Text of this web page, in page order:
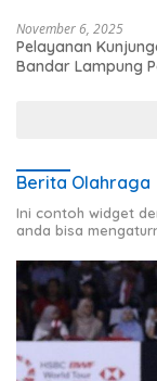
November 6, 2025
Pelayanan
Bandar Lampung
Berita Olahraga
Ini contoh widget
anda bisa